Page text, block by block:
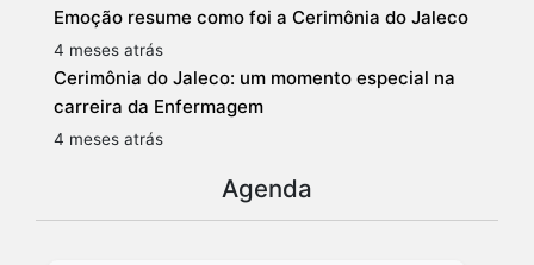
Emoção resume como foi a Cerimônia do Jaleco
4 meses atrás
Cerimônia do Jaleco: um momento especial na
carreira da Enfermagem
4 meses atrás
Agenda